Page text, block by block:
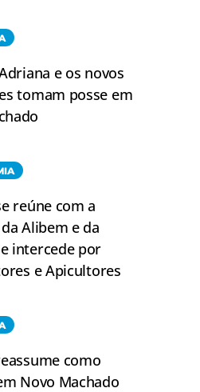
e os novos
tomam posse em
reúne com a
Alibem e da
intercede por
e Apicultores
como
Novo Machado